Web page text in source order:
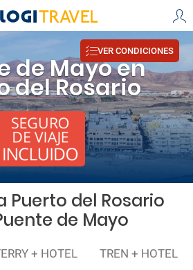
de Mayo en
del Rosario
VER CONDICIONES
Puerto del Rosario
de Mayo
+ HOTEL TREN + HOTEL